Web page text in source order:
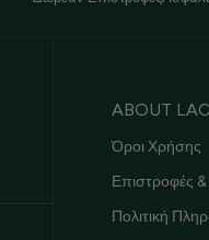
ABOUT
Όροι Χρήσης
Επιστροφές
Πολιτική